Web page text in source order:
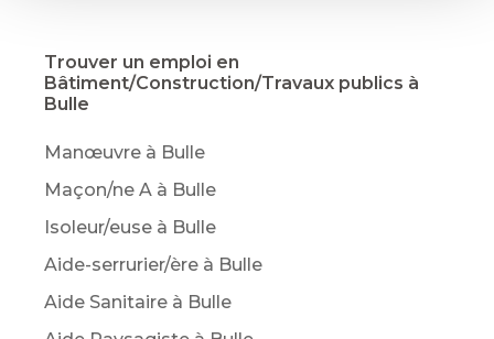
Trouver un emploi en
Bâtiment/Construction/Travaux publics à
Bulle
Manœuvre à Bulle
Maçon/ne A à Bulle
Isoleur/euse à Bulle
Aide-serrurier/ère à Bulle
Aide Sanitaire à Bulle